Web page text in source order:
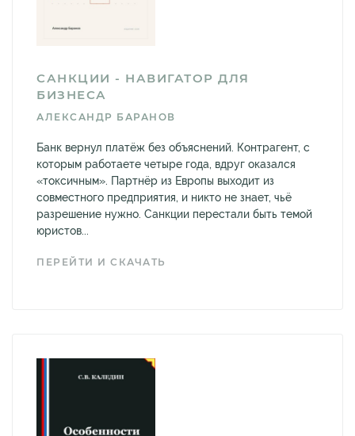
САНКЦИИ - НАВИГАТОР ДЛЯ
БИЗНЕСА
АЛЕКСАНДР БАРАНОВ
Банк вернул платёж без объяснений. Контрагент, с
которым работаете четыре года, вдруг оказался
«токсичным». Партнёр из Европы выходит из
совместного предприятия, и никто не знает, чьё
разрешение нужно. Санкции перестали быть темой
юристов...
ПЕРЕЙТИ И СКАЧАТЬ